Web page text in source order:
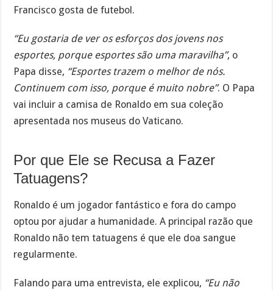
Francisco gosta de futebol.
“Eu gostaria de ver os esforços dos jovens nos
esportes, porque esportes são uma maravilha”, o
Papa disse, “Esportes trazem o melhor de nós.
Continuem com isso, porque é muito nobre”. O Papa
vai incluir a camisa de Ronaldo em sua coleção
apresentada nos museus do Vaticano.
Por que Ele se Recusa a Fazer
Tatuagens?
Ronaldo é um jogador fantástico e fora do campo
optou por ajudar a humanidade. A principal razão que
Ronaldo não tem tatuagens é que ele doa sangue
regularmente.
Falando para uma entrevista, ele explicou, “Eu não